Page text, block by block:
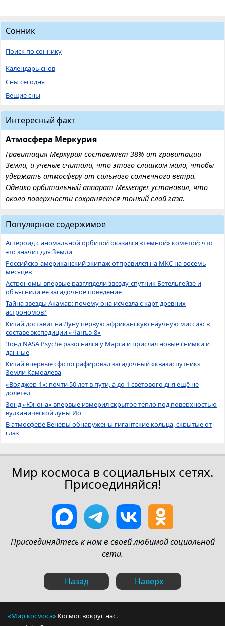
Сонник
Поиск по соннику
Календарь снов
Сны сегодня
Вещие сны
Интересный факт
Атмосфера Меркурия
Гравитация Меркурия составляет 38% от гравитации
Земли, и ученые считали, что этого слишком мало, чтобы
удержать атмосферу от сильного солнечного ветра.
Однако орбитальный аппарат Messenger установил, что
около поверхности сохраняется тонкий слой газа.
Популярное содержимое
Астероид с аномальной орбитой оказался «темной» кометой: что
это значит для Земли
Российско-американский экипаж отправился на МКС на восемь
месяцев
Астрономы впервые разглядели звезду-спутник Бетельгейзе и
объяснили её загадочное поведение
Тайна звезды Акамар: почему она исчезла с карт древних
астрономов?
Китай доставит на Луну первую африканскую научную миссию в
составе экспедиции «Чанъэ-8»
Зонд NASA Psyche разогнался у Марса и прислал новые снимки и
данные
Китай впервые сфотографировал загадочный «квазиспутник»
Земли Камоалева
«Вояджер-1»: почти 50 лет в пути, а до 1 светового дня ещё не
долетел
Зонд «Юнона» впервые измерил скрытое тепло под поверхностью
вулканической луны Ио
В атмосфере Венеры обнаружены гигантские кольца, скрытые от
глаз
Мир космоса в социальных сетях.
Присоединяйся!
Присоединяйтесь к нам в своей любимой социальной
сети.
Назад Наверх
«Мир космоса» Космос вокруг нас.